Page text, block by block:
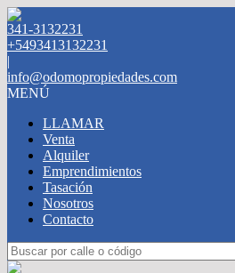
341-3132231
+5493413132231
|
info@odomopropiedades.com
MENÚ
LLAMAR
Venta
Alquiler
Emprendimientos
Tasación
Nosotros
Contacto